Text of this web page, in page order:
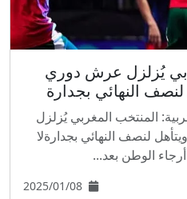
يُزلزل عرش دوري
النهائي بجدارة
المنتخب المغربي يُزلزل
لنصف النهائي بجدارةلا
الوطن بعد...